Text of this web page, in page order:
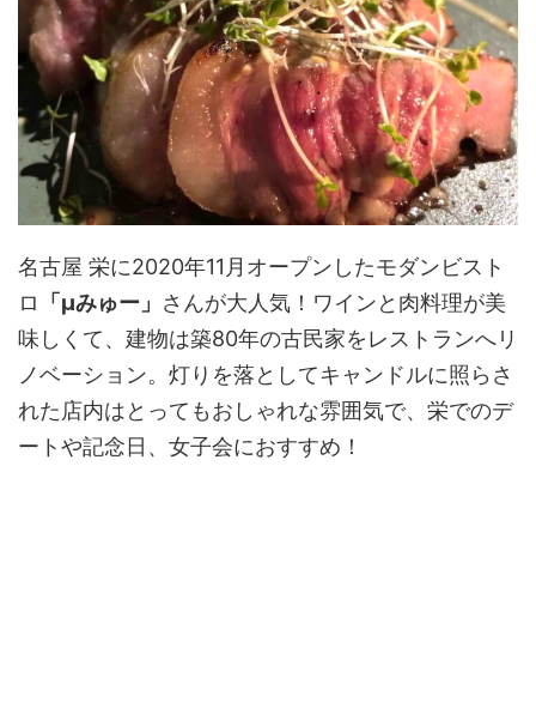
名古屋 栄に2020年11月オープンしたモダンビスト
ロ
「μみゅー」 さんが大人気！ワインと肉料理が美
味しくて、建物は築80年の古民家をレストランへリ
ノベーション。灯りを落としてキャンドルに照らさ
れた店内はとってもおしゃれな雰囲気で、栄でのデ
ートや記念日、女子会におすすめ！